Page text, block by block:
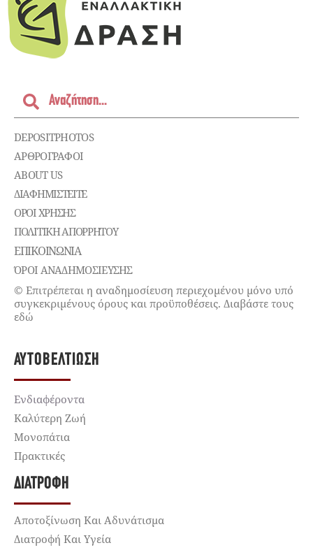
DEPOSITPHOTOS
ΑΡΘΡΟΓΡΑΦΟΙ
ABOUT US
ΔΙΑΦΗΜΙΣΤΕΊΤΕ
ΌΡΟΙ ΧΡΉΣΗΣ
ΠΟΛΙΤΙΚΉ ΑΠΟΡΡΉΤΟΥ
ΕΠΙΚΟΙΝΩΝΊΑ
ΌΡΟΙ ΑΝΑΔΗΜΟΣΙΕΥΣΗΣ
© Επιτρέπεται η αναδημοσίευση περιεχομένου μόνο υπό
συγκεκριμένους όρους και προϋποθέσεις. Διαβάστε τους
εδώ
ΑΥΤΟΒΕΛΤΊΩΣΗ
Ενδιαφέροντα
Καλύτερη Ζωή
Μονοπάτια
Πρακτικές
ΔΙΑΤΡΟΦΉ
Αποτοξίνωση Και Αδυνάτισμα
Διατροφή Και Υγεία